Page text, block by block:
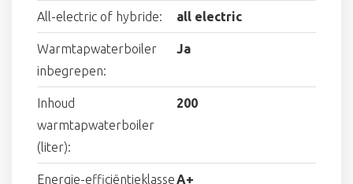
All-electric of hybride: all electric
Warmtapwaterboiler
inbegrepen:
Ja
Inhoud
warmtapwaterboiler
(liter):
200
Energie-efficiëntieklasseA+